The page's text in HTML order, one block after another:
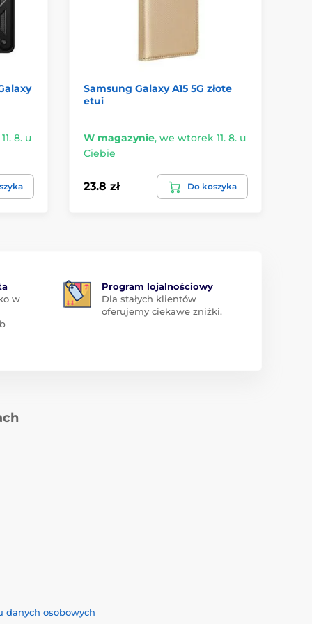
8. u
Samsung Galaxy A15 5G złote
etui
W magazynie, we wtorek 11. 8. u
Ciebie
23.8 zł Do koszyka
w
Program lojalnościowy
Dla stałych klientów
oferujemy ciekawe zniżki.
danych osobowych